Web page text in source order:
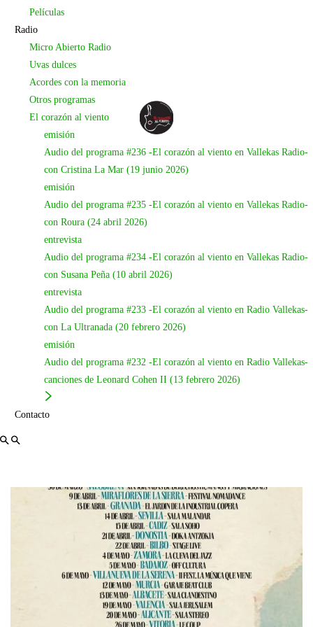
Películas
Radio
Micro Abierto Radio
Uvas dulces
Acordes con la memoria
Otros programas
El corazón al viento
emisión
Audio del programa #236 -El corazón al viento en Vallekas Radio-
con Cristina La Mar (19 junio 2026)
emisión
Audio del programa #235 -El corazón al viento en Vallekas Radio-
con Roura (24 abril 2026)
entrevista
Audio del programa #234 -El corazón al viento en Vallekas Radio-
con Susana Peña (10 abril 2026)
entrevista
Audio del programa #233 -El corazón al viento en Radio Vallekas-
con La Ultranada (20 febrero 2026)
emisión
Audio del programa #232 -El corazón al viento en Radio Vallekas-
canciones de Leonard Cohen II (13 febrero 2026)
Contacto
autogestión
Fin de gira del disco
fechas de la gira de despedida
consultar en la web de
https://pedropastorguerra.com/pages/proximas-fechas